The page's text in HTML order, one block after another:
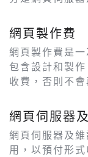
網頁製作費
網頁製作費是
包含設計和製
收費，否則不會
網頁伺服器
網頁伺服器及
用，以預付形